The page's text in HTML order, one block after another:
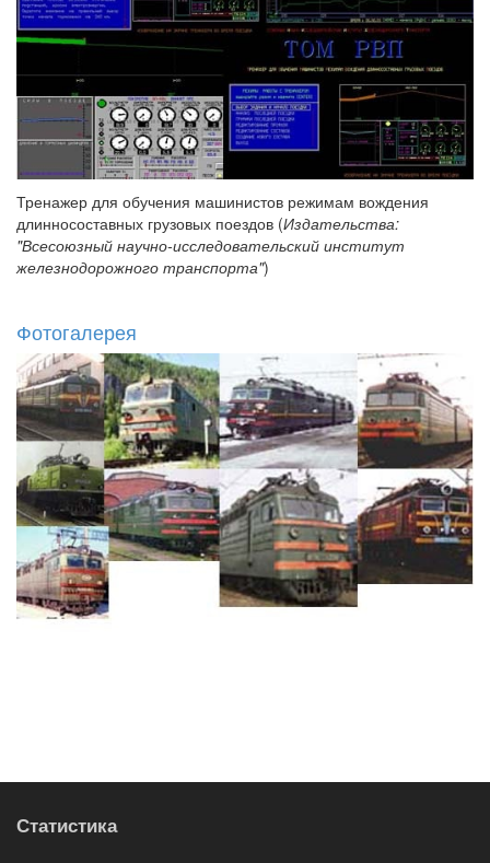
Тренажер для обучения машинистов режимам вождения
длинносоставных грузовых поездов (Издательства:
"Всесоюзный научно-исследовательский институт
железнодорожного транспорта")
Фотогалерея
Статистика